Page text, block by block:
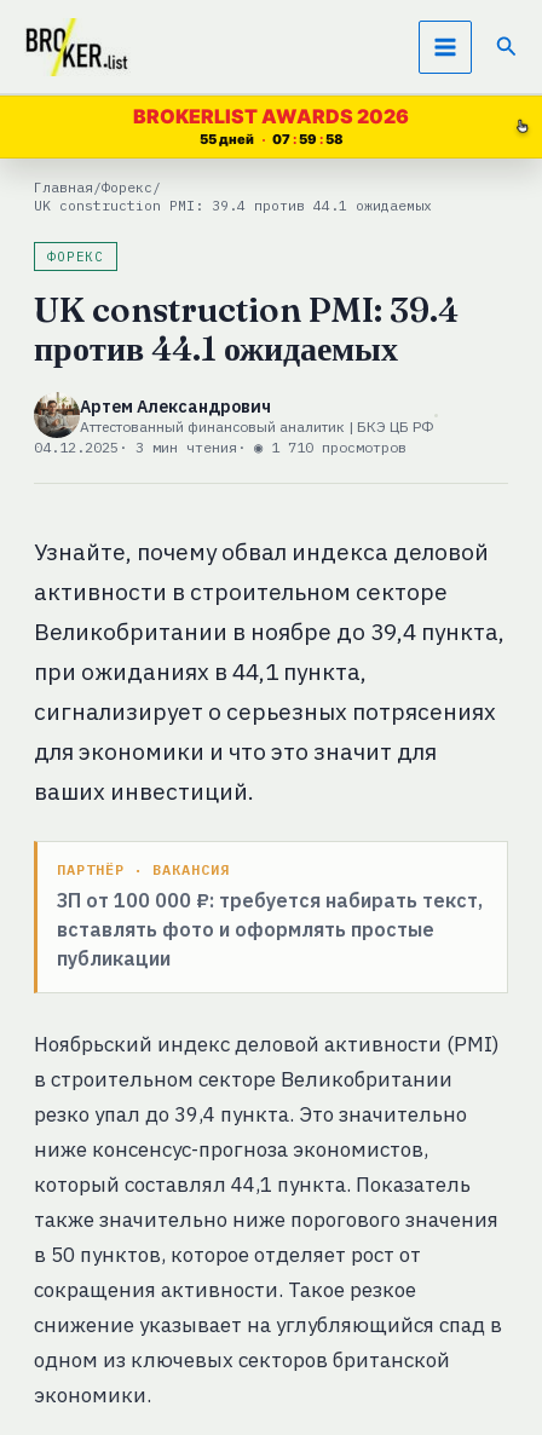
Перейти
содержимому
BROKERLIST AWARDS 2026
55 дней 07 59 57
Главная /Форекс /
UK construction PMI: 39.4 против 44.1 ожидаемых
ФОРЕКС
UK construction PMI: 39.4
против 44.1 ожидаемых
Артем Александрович
Аттестованный финансовый аналитик | БКЭ ЦБ РФ
04.12.2025 · 3 мин чтения · ◉ 1 710 просмотров
Узнайте, почему обвал индекса деловой
активности в строительном секторе
Великобритании в ноябре до 39,4 пункта,
при ожиданиях в 44,1 пункта,
сигнализирует о серьезных потрясениях
для экономики и что это значит для
ваших инвестиций.
ПАРТНЁР · ВАКАНСИЯ
ЗП от 100 000 ₽: требуется набирать текст,
вставлять фото и оформлять простые
публикации
Ноябрьский индекс деловой активности (PMI)
в строительном секторе Великобритании
резко упал до 39,4 пункта. Это значительно
ниже консенсус-прогноза экономистов,
который составлял 44,1 пункта. Показатель
также значительно ниже порогового значения
в 50 пунктов, которое отделяет рост от
сокращения активности. Такое резкое
снижение указывает на углубляющийся спад в
одном из ключевых секторов британской
экономики.